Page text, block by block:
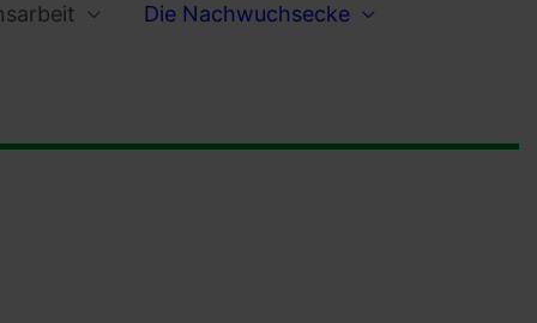
Die Nachwuchsecke